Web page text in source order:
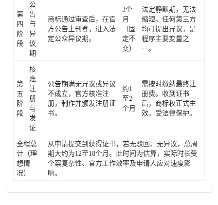
第
四
阶
段
公
告
与
异
议
期
商标通过审查后，在官
方公告上刊登，进入法
定公众异议期。
3个
月
（固
定不
变）
法定静默期，无法
缩短。任何第三方
均可提出异议，是
程序主要变量之
一。
第
五
阶
段
核
准
注
册
与
发
证
公告期满无异议或异议
不成立，官方核准注
册，制作并颁发注册证
书。
约1
至2
个月
需按时缴纳最终注
册费。收到证书
后，商标权正式生
效，受法律保护。
全程总
计（理
想情
况）
从申请提交到获得证书，若无驳回、无异议，总周
期大约为12至18个月。此时间为估算，实际时长受
个案复杂性、官方工作效率及申请人应对速度影
响。